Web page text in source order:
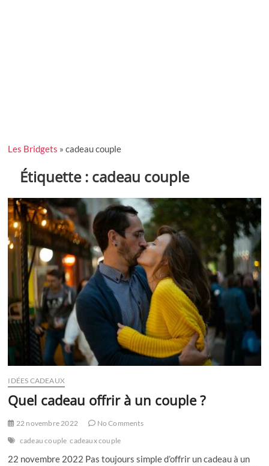
Les Bridgets »cadeau couple
Étiquette : cadeau couple
IDÉES CADEAUX
Quel cadeau offrir à un couple ?
22 novembre 2022
No Comments
cadeau couple cadeaux couple
22 novembre 2022 Pas toujours simple d’offrir un cadeau à un